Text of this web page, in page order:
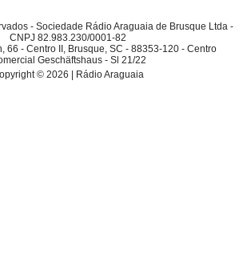
- Sociedade Rádio Araguaia de Brusque Ltda -
CNPJ 82.983.230/0001-82
66 - Centro II, Brusque, SC - 88353-120 - Centro
Geschäftshaus - Sl 21/22
© 2026 | Rádio Araguaia